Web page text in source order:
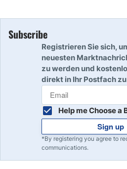
Subscribe
Registrieren Sie sich,
neuesten
zu werden und
direkt in Ihr Postfach
Help me Choose a
Sign up
*By registering you agree to
communications.